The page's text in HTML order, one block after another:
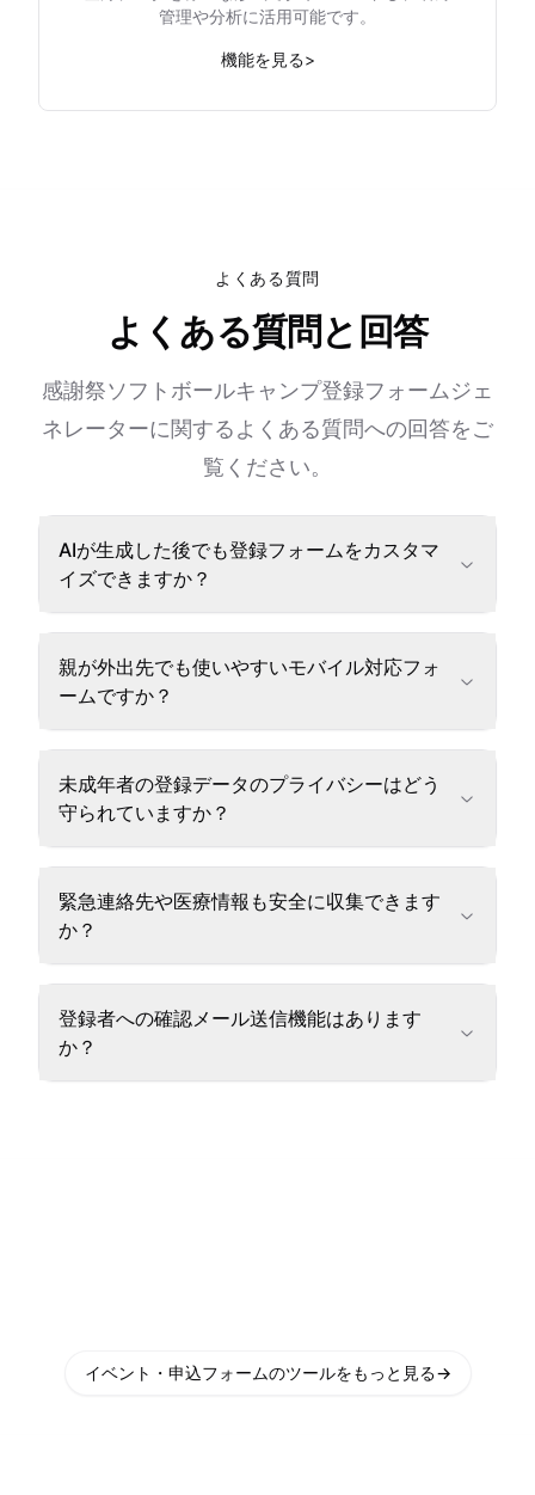
管理や分析に活用可能です。
機能を見る>
よくある質問
よくある質問と回答
感謝祭ソフトボールキャンプ登録フォームジェ
ネレーターに関するよくある質問への回答をご
覧ください。
AIが生成した後でも登録フォームをカスタマ
イズできますか？
親が外出先でも使いやすいモバイル対応フォ
ームですか？
未成年者の登録データのプライバシーはどう
守られていますか？
緊急連絡先や医療情報も安全に収集できます
か？
登録者への確認メール送信機能はあります
か？
イベント・申込フォームのツールをもっと見る→